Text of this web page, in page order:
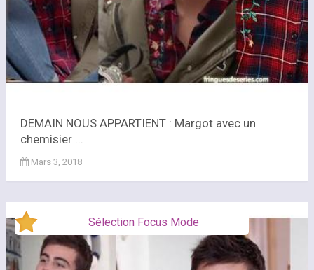
DEMAIN NOUS APPARTIENT : Margot avec un
chemisier ...
Mars 3, 2018
Sélection Focus Mode